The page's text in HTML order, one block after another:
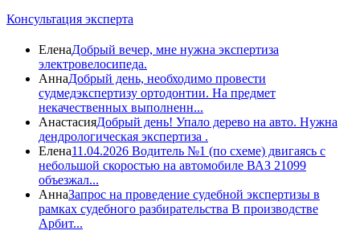
Консультация эксперта
ЕленаДобрый вечер, мне нужна экспертиза
электровелосипеда.
АннаДобрый день, необходимо провести
судмедэкспертизу ортодонтии. На предмет
некачественных выполненн...
АнастасияДобрый день! Упало дерево на авто. Нужна
дендрологическая экспертиза .
Елена11.04.2026 Водитель №1 (по схеме) двигаясь с
небольшой скоростью на автомобиле ВАЗ 21099
объезжал...
АннаЗапрос на проведение судебной экспертизы в
рамках судебного разбирательства В производстве
Арбит...